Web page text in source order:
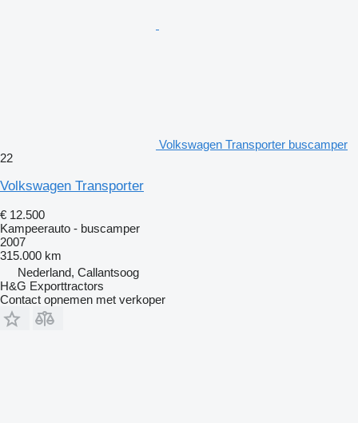
Volkswagen Transporter buscamper
22
Volkswagen Transporter
€ 12.500
Kampeerauto - buscamper
2007
315.000 km
Nederland, Callantsoog
H&G Exporttractors
Contact opnemen met verkoper